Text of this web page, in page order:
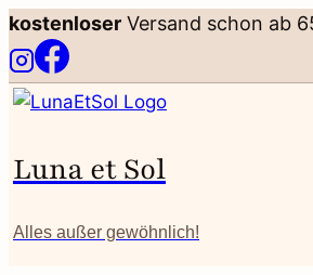
Zum
Inhalt
springen
kostenloser Versand schon ab
Luna et Sol
Alles außer gewöhnlich!